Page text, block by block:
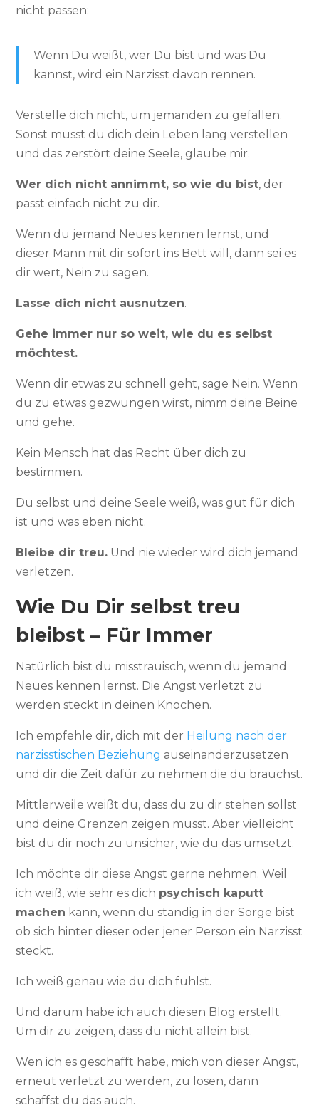
nicht passen:
Wenn Du weißt, wer Du bist und was Du
kannst, wird ein Narzisst davon rennen.
Verstelle dich nicht, um jemanden zu gefallen.
Sonst musst du dich dein Leben lang verstellen
und das zerstört deine Seele, glaube mir.
Wer dich nicht annimmt, so wie du bist, der
passt einfach nicht zu dir.
Wenn du jemand Neues kennen lernst, und
dieser Mann mit dir sofort ins Bett will, dann sei es
dir wert, Nein zu sagen.
Lasse dich nicht ausnutzen.
Gehe immer nur so weit, wie du es selbst
möchtest.
Wenn dir etwas zu schnell geht, sage Nein. Wenn
du zu etwas gezwungen wirst, nimm deine Beine
und gehe.
Kein Mensch hat das Recht über dich zu
bestimmen.
Du selbst und deine Seele weiß, was gut für dich
ist und was eben nicht.
Bleibe dir treu. Und nie wieder wird dich jemand
verletzen.
Wie Du Dir selbst treu
bleibst – Für Immer
Natürlich bist du misstrauisch, wenn du jemand
Neues kennen lernst. Die Angst verletzt zu
werden steckt in deinen Knochen.
Ich empfehle dir, dich mit der Heilung nach der
narzisstischen Beziehung auseinanderzusetzen
und dir die Zeit dafür zu nehmen die du brauchst.
Mittlerweile weißt du, dass du zu dir stehen sollst
und deine Grenzen zeigen musst. Aber vielleicht
bist du dir noch zu unsicher, wie du das umsetzt.
Ich möchte dir diese Angst gerne nehmen. Weil
ich weiß, wie sehr es dich psychisch kaputt
machen kann, wenn du ständig in der Sorge bist
ob sich hinter dieser oder jener Person ein Narzisst
steckt.
Ich weiß genau wie du dich fühlst.
Und darum habe ich auch diesen Blog erstellt.
Um dir zu zeigen, dass du nicht allein bist.
Wen ich es geschafft habe, mich von dieser Angst,
erneut verletzt zu werden, zu lösen, dann
schaffst du das auch.